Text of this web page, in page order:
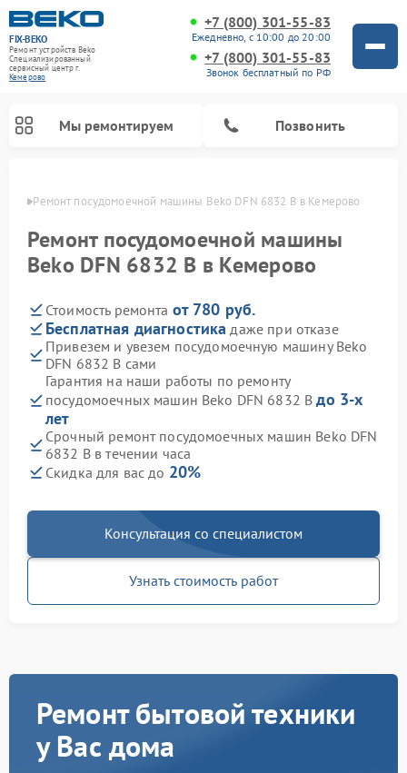
FIX-BEKO
Ремонт устройств Beko
Специализированный
cервисный центр г.
Кемерово
+7 (800) 301-55-83
Ежедневно, с 10:00 до 20:00
+7 (800) 301-55-83
Звонок бесплатный по РФ
Мы ремонтируем Позвонить
Ремонт посудомоечной машины Beko DFN 6832 B в Кемерово
Ремонт посудомоечной машины
Beko DFN 6832 B в Кемерово
Стоимость ремонта от 780 руб.
Бесплатная диагностика даже при отказе
Привезем и увезем посудомоечную машину Beko
DFN 6832 B сами
Гарантия на наши работы по ремонту
посудомоечных машин Beko DFN 6832 Bдо 3-х
лет
Срочный ремонт посудомоечных машин Beko DFN
6832 B в течении часа
Скидка для вас до 20%
Консультация со специалистом
Узнать стоимость работ
Ремонт бытовой техники
у Вас дома